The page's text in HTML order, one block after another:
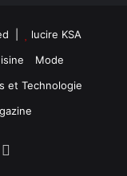
|
lucire KSA
Mode
et Technologie